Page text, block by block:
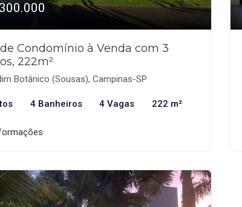
Condomínio à Venda com 3
222m²
Botânico (Sousas), Campinas-SP
4 Banheiros 4 Vagas 222 m²